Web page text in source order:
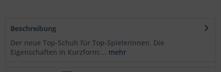
Beschreibung
Der neue Top-Schuh für Top-Spielerinnen. Die
Eigenschaften in Kurzform:... mehr